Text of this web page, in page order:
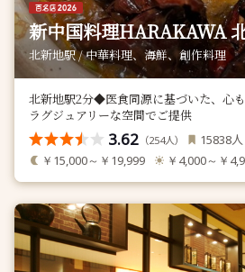
新中国料理HARAKAWA
北新地駅 / 中華料理、海鮮、創作料理
北新地駅2分◆医食同源に基づいた、心
ラグジュアリーな空間でご提供
3.62 （254人） 15838人
￥15,000～￥19,999 ￥4,000～￥